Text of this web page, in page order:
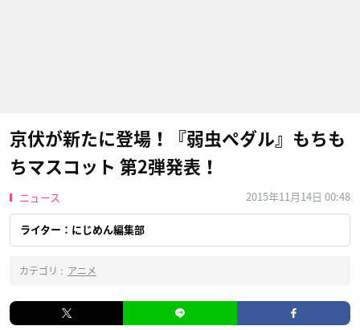
京伏が新たに登場！『弱虫ペダル』もちも
ちマスコット 第2弾発表！
ニュース 2015年11月14日 00:48
ライター：にじめん編集部
カテゴリ : アニメ